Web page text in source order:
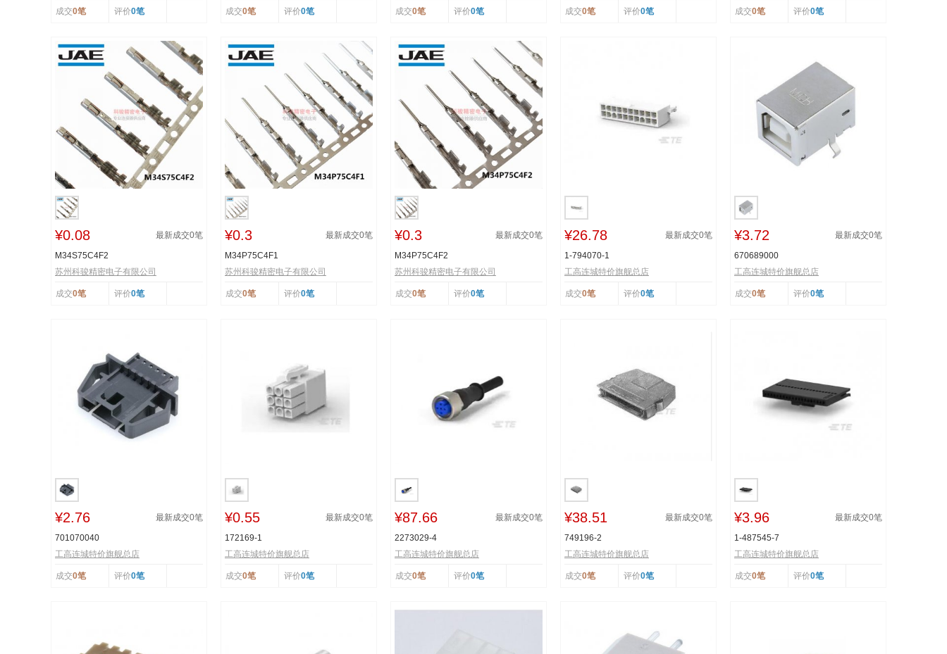
成交0笔 评价0笔 成交0笔 评价0笔 成交0笔 评价0笔 成交0笔 评价0笔 成交0笔 评价0笔
¥0.08 最新成交0笔
M34S75C4F2
苏州科骏精密电子有限公司
成交0笔 评价0笔
¥0.3 最新成交0笔
M34P75C4F1
苏州科骏精密电子有限公司
成交0笔 评价0笔
¥0.3 最新成交0笔
M34P75C4F2
苏州科骏精密电子有限公司
成交0笔 评价0笔
¥26.78 最新成交0笔
1-794070-1
工高连城特价旗舰总店
成交0笔 评价0笔
¥3.72 最新成交0笔
670689000
工高连城特价旗舰总店
成交0笔 评价0笔
¥2.76 最新成交0笔
701070040
工高连城特价旗舰总店
成交0笔 评价0笔
¥0.55 最新成交0笔
172169-1
工高连城特价旗舰总店
成交0笔 评价0笔
¥87.66 最新成交0笔
2273029-4
工高连城特价旗舰总店
成交0笔 评价0笔
¥38.51 最新成交0笔
749196-2
工高连城特价旗舰总店
成交0笔 评价0笔
¥3.96 最新成交0笔
1-487545-7
工高连城特价旗舰总店
成交0笔 评价0笔